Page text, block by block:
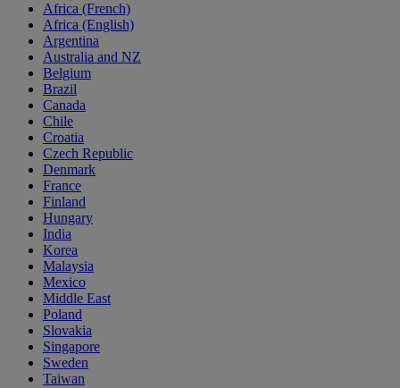
Africa (French)
Africa (English)
Argentina
Australia and NZ
Belgium
Brazil
Canada
Chile
Croatia
Czech Republic
Denmark
France
Finland
Hungary
India
Korea
Malaysia
Mexico
Middle East
Poland
Slovakia
Singapore
Sweden
Taiwan